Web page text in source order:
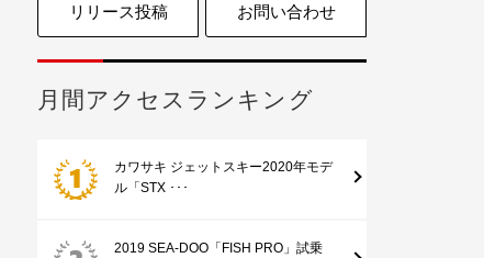
リリース投稿 お問い合わせ
月間アクセスランキング
カワサキ ジェットスキー2020年モデ
ル「STX ･･･
2019 SEA-DOO「FISH PRO」試乗